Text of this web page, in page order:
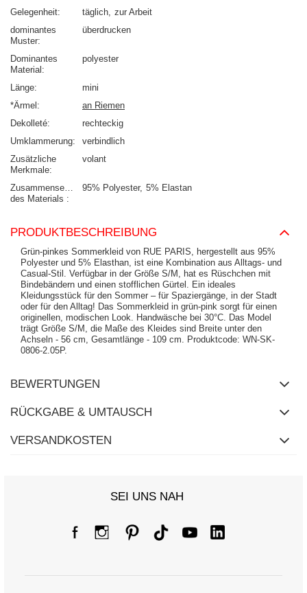
Gelegenheit
täglich zur Arbeit
dominantes
Muster
überdrucken
Dominantes
Material
polyester
Länge
mini
*Ärmel
an Riemen
Dekolleté
rechteckig
Umklammerung
verbindlich
Zusätzliche
Merkmale
volant
Zusammensetzung
des Materials
95% Polyester 5% Elastan
PRODUKTBESCHREIBUNG
Grün-pinkes Sommerkleid von RUE PARIS, hergestellt aus 95%
Polyester und 5% Elasthan, ist eine Kombination aus Alltags- und
Casual-Stil. Verfügbar in der Größe S/M, hat es Rüschchen mit
Bindebändern und einen stofflichen Gürtel. Ein ideales
Kleidungsstück für den Sommer – für Spaziergänge, in der Stadt
oder für den Alltag! Das Sommerkleid in grün-pink sorgt für einen
originellen, modischen Look. Handwäsche bei 30°C. Das Model
trägt Größe S/M, die Maße des Kleides sind Breite unter den
Achseln - 56 cm, Gesamtlänge - 109 cm. Produktcode: WN-SK-
0806-2.05P.
BEWERTUNGEN
RÜCKGABE & UMTAUSCH
VERSANDKOSTEN
SEI UNS NAH